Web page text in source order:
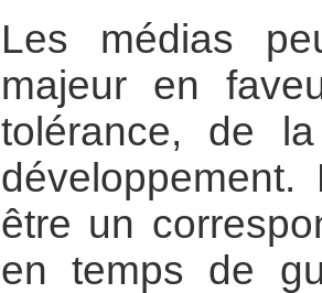
Les médias
majeur en
tolérance, de
être un
en temps de